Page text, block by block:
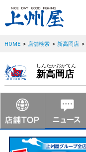
HOME > 店舗検索 > 新高岡店 >
しんたかおかてん
新高岡店